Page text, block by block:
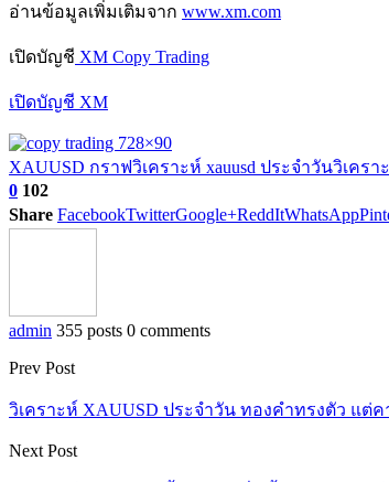
อ่านข้อมูลเพิ่มเติมจาก www.xm.com
เปิดบัญชี XM Copy Trading
เปิดบัญชี XM
XAUUSD กราฟวิเคราะห์ xauusd ประจำวันวิเครา
0 102
Share FacebookTwitterGoogle+ReddItWhatsApp
admin 355 posts 0 comments
Prev Post
วิเคราะห์ XAUUSD ประจำวัน ทองคำทรงตัว แต่
Next Post